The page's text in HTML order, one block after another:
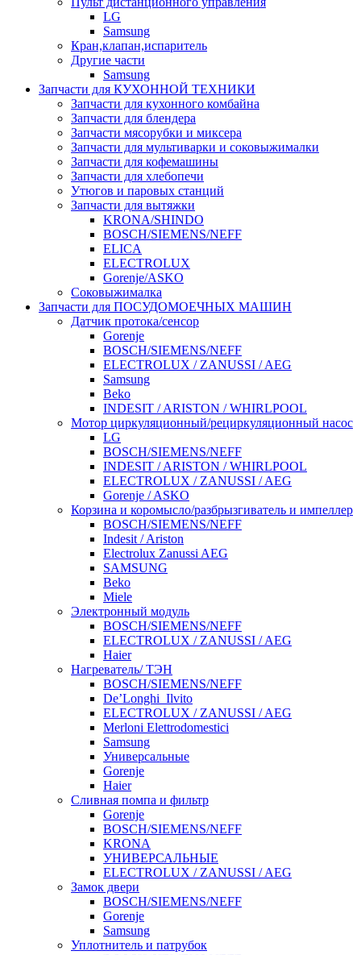
LG
Samsung
Кран,клапан,испаритель
Другие части
Samsung
Запчасти для КУХОННОЙ ТЕХНИКИ
Запчасти для кухонного комбайна
Запчасти для блендера
Запчасти мясорубки и миксера
Запчасти для мультиварки и соковыжималки
Запчасти для кофемашины
Запчасти для хлебопечи
Утюгов и паровых станций
Запчасти для вытяжки
KRONA/SHINDO
BOSCH/SIEMENS/NEFF
ELICA
ELECTROLUX
Gorenje/ASKO
Соковыжималка
Запчасти для ПОСУДОМОЕЧНЫХ МАШИН
Датчик протока/сенсор
Gorenje
BOSCH/SIEMENS/NEFF
ELECTROLUX / ZANUSSI / AEG
Samsung
Beko
INDESIT / ARISTON / WHIRLPOOL
Мотор циркуляционный/рециркуляционный насос
LG
BOSCH/SIEMENS/NEFF
INDESIT / ARISTON / WHIRLPOOL
ELECTROLUX / ZANUSSI / AEG
Gorenje / ASKO
Корзина и коромысло/разбрызгиватель и импеллер
BOSCH/SIEMENS/NEFF
Indesit / Ariston
Electrolux Zanussi AEG
SAMSUNG
Beko
Miele
Электронный модуль
BOSCH/SIEMENS/NEFF
ELECTROLUX / ZANUSSI / AEG
Haier
Нагреватель/ ТЭН
BOSCH/SIEMENS/NEFF
De’Longhi_Ilvito
ELECTROLUX / ZANUSSI / AEG
Merloni Elettrodomestici
Samsung
Универсальные
Gorenje
Haier
Сливная помпа и фильтр
Gorenje
BOSCH/SIEMENS/NEFF
KRONA
УНИВЕРСАЛЬНЫЕ
ELECTROLUX / ZANUSSI / AEG
Замок двери
BOSCH/SIEMENS/NEFF
Gorenje
Samsung
Уплотнитель и патрубок